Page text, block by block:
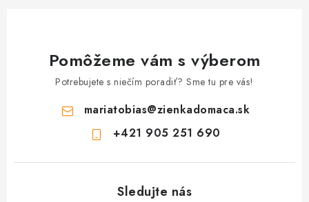
Pomôžeme vám s výberom
Potrebujete s niečím poradiť? Sme tu pre vás!
mariatobias@zienkadomaca.sk
+421 905 251 690